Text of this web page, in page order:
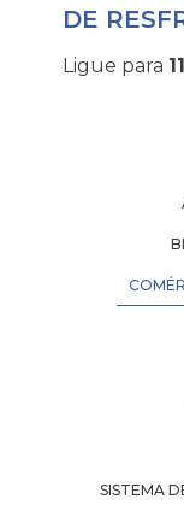
DE
Ligue para
SISTEMA